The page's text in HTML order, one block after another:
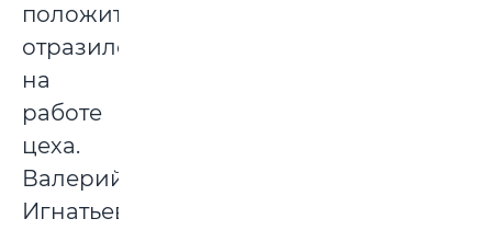
положительно
отразилось
на
работе
цеха.
Валерий
Игнатьевич